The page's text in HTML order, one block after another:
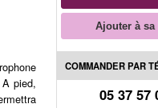
pied,
Ajouter à sa
COMMANDER PAR
05 37 57